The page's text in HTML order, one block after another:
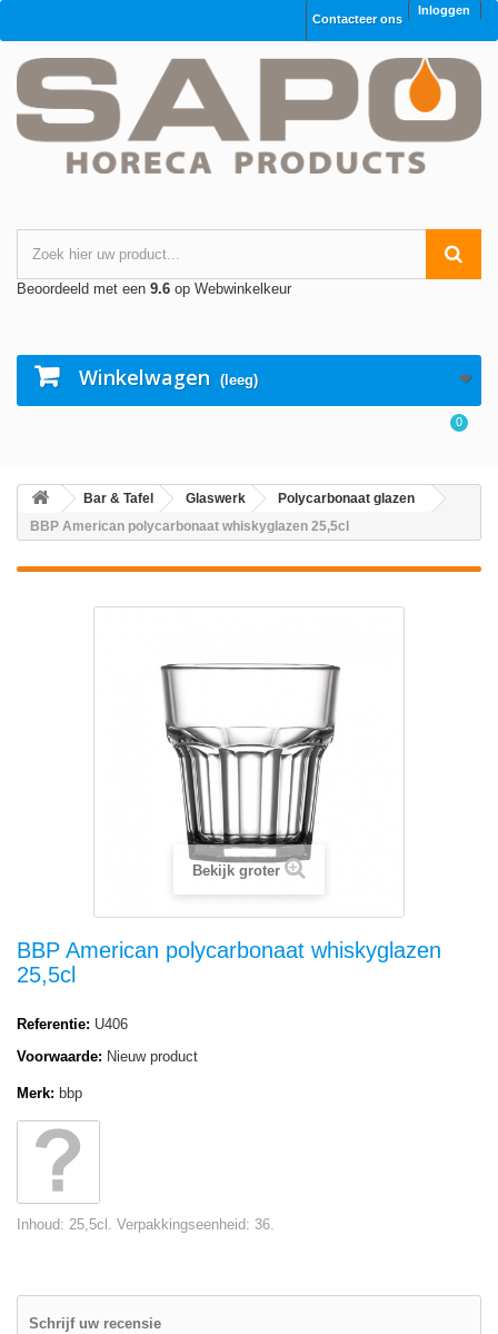
Inloggen
Contacteer ons
Beoordeeld met een 9.6 op Webwinkelkeur
Winkelwagen (leeg)
0
Bar & Tafel Glaswerk
Polycarbonaat glazen
BBP American polycarbonaat whiskyglazen 25,5cl
Bekijk groter
BBP American polycarbonaat whiskyglazen
25,5cl
Referentie: U406
Voorwaarde: Nieuw product
Merk: bbp
Inhoud: 25,5cl. Verpakkingseenheid: 36.
Schrijf uw recensie